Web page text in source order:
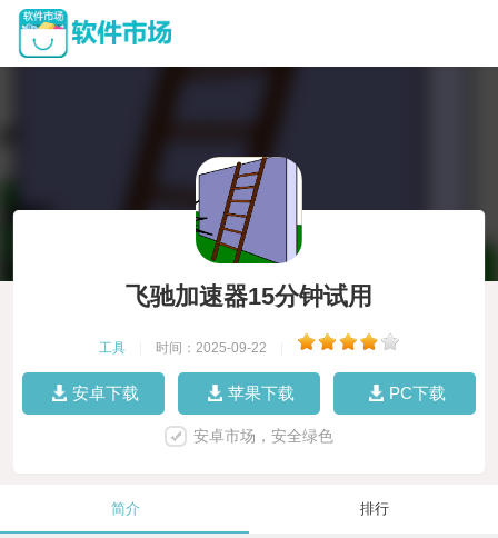
飞驰加速器15分钟试用
工具 时间：2025-09-22
安卓下载 苹果下载 PC下载
安卓市场，安全绿色
简介 排行